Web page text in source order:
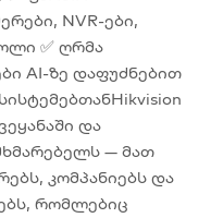
NVR-ები,
✅ ღრმა
AI-ზე დაფუძნებით
და
— მათ
კომპანიებს და
რომლებიც